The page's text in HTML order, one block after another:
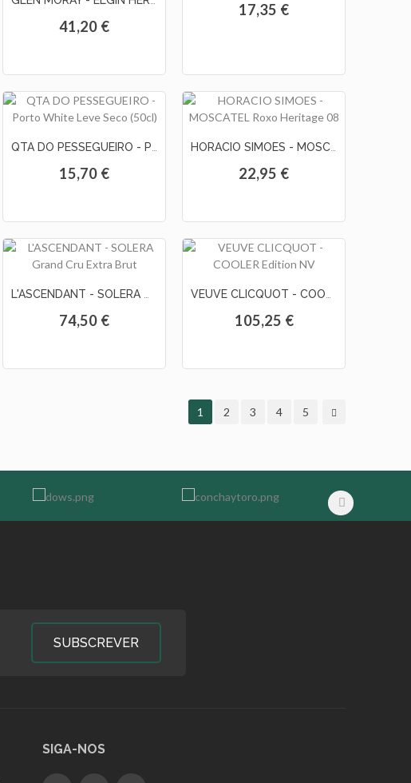
41,20 €
17,35 €
15,70 € 22,95 €
74,50 € 105,25 €
1 2 3 4 5
SUBSCREVER
SIGA-NOS